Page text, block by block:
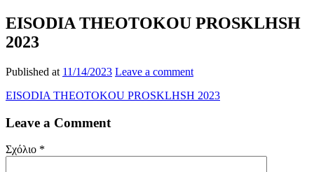
EISODIA THEOTOKOU PROSKLHSH
2023
Published at 11/14/2023 Leave a comment
EISODIA THEOTOKOU PROSKLHSH 2023
Leave a Comment
Σχόλιο *